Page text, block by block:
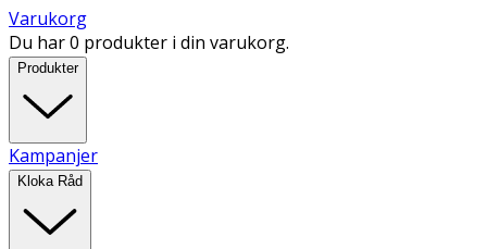
Varukorg
Du har 0 produkter i din varukorg.
Produkter
Kampanjer
Kloka Råd